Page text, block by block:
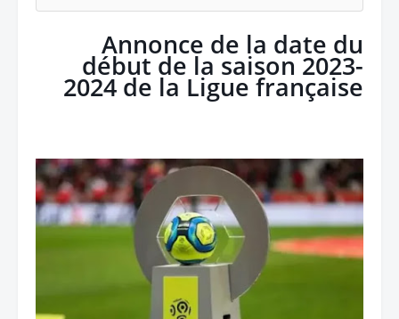
Annonce de la date du
début de la saison 2023-
2024 de la Ligue française